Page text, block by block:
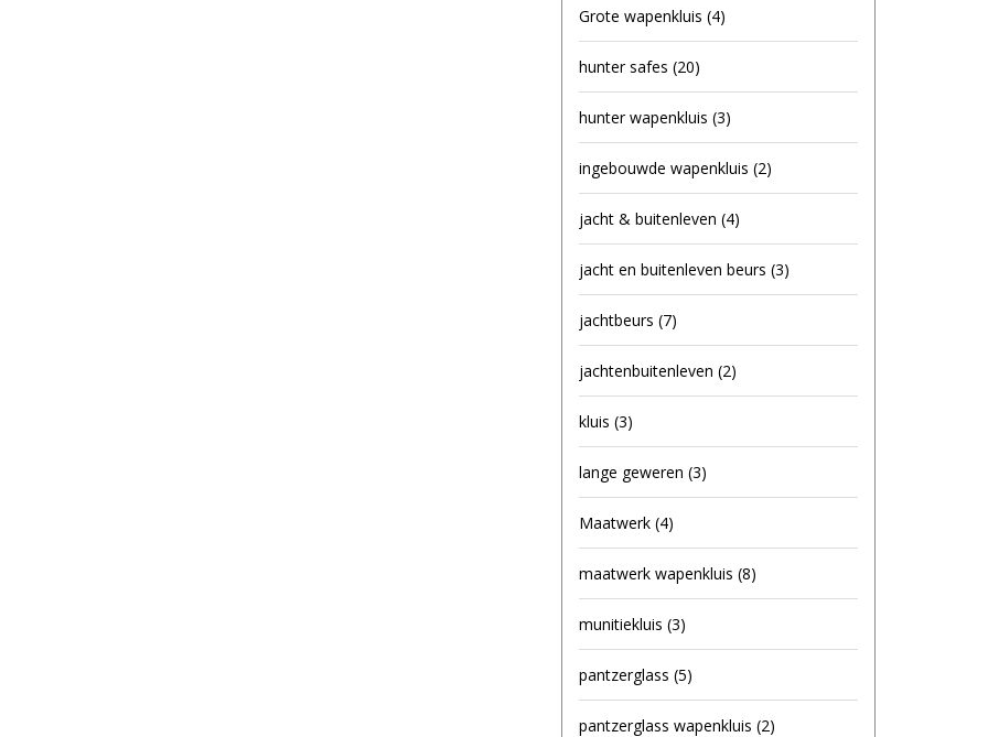
Grote wapenkluis (4)
hunter safes (20)
hunter wapenkluis (3)
ingebouwde wapenkluis (2)
jacht & buitenleven (4)
jacht en buitenleven beurs (3)
jachtbeurs (7)
jachtenbuitenleven (2)
kluis (3)
lange geweren (3)
Maatwerk (4)
maatwerk wapenkluis (8)
munitiekluis (3)
pantzerglass (5)
pantzerglass wapenkluis (2)